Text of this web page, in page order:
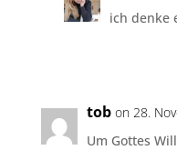
ich denke
tob on 28.
Um Gottes